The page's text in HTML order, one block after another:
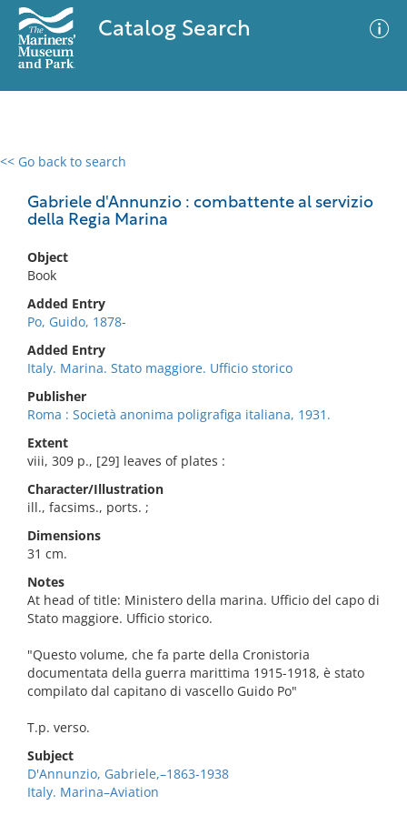
Catalog Search
<< Go back to search
Gabriele d'Annunzio : combattente al servizio
della Regia Marina
Object
Book
Added Entry
Po, Guido, 1878-
Added Entry
Italy. Marina. Stato maggiore. Ufficio storico
Publisher
Roma : Società anonima poligrafiga italiana, 1931.
Extent
viii, 309 p., [29] leaves of plates :
Character/Illustration
ill., facsims., ports. ;
Dimensions
31 cm.
Notes
At head of title: Ministero della marina. Ufficio del capo di
Stato maggiore. Ufficio storico.
"Questo volume, che fa parte della Cronistoria
documentata della guerra marittima 1915-1918, è stato
compilato dal capitano di vascello Guido Po"
T.p. verso.
Subject
D'Annunzio, Gabriele,–1863-1938
Italy. Marina–Aviation
0 results